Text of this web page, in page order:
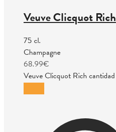
Veuve Clicquot Rich
75 cl.
Champagne
68.99€
Veuve Clicquot Rich cantidad